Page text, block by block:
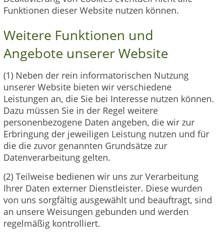
Funktionen dieser Website nutzen können.
Weitere Funktionen und
Angebote unserer Website
(1) Neben der rein informatorischen Nutzung
unserer Website bieten wir verschiedene
Leistungen an, die Sie bei Interesse nutzen können.
Dazu müssen Sie in der Regel weitere
personenbezogene Daten angeben, die wir zur
Erbringung der jeweiligen Leistung nutzen und für
die die zuvor genannten Grundsätze zur
Datenverarbeitung gelten.
(2) Teilweise bedienen wir uns zur Verarbeitung
Ihrer Daten externer Dienstleister. Diese wurden
von uns sorgfältig ausgewählt und beauftragt, sind
an unsere Weisungen gebunden und werden
regelmäßig kontrolliert.